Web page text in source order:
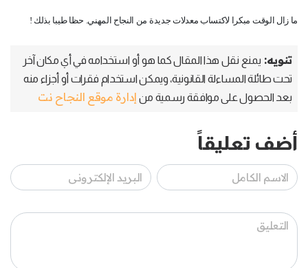
ما زال الوقت مبكرا لاكتساب معدلات جديدة من النجاح المهني. حظا طيبا بذلك !
تنويه: يمنع نقل هذا المقال كما هو أو استخدامه في أي مكان آخر
تحت طائلة المساءلة القانونية، ويمكن استخدام فقرات أو أجزاء منه
بعد الحصول على موافقة رسمية من إدارة موقع النجاح نت
أضف تعليقاً